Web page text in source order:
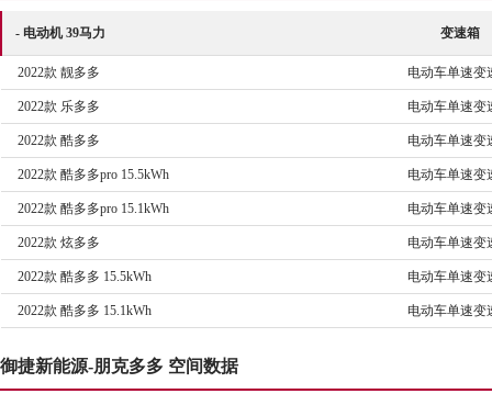
- 电动机 39马力 变速箱
2022款 靓多多 电动车单速变
2022款 乐多多 电动车单速变
2022款 酷多多 电动车单速变
2022款 酷多多pro 15.5kWh 电动车单速变
2022款 酷多多pro 15.1kWh 电动车单速变
2022款 炫多多 电动车单速变
2022款 酷多多 15.5kWh 电动车单速变
2022款 酷多多 15.1kWh 电动车单速变
御捷新能源-朋克多多 空间数据